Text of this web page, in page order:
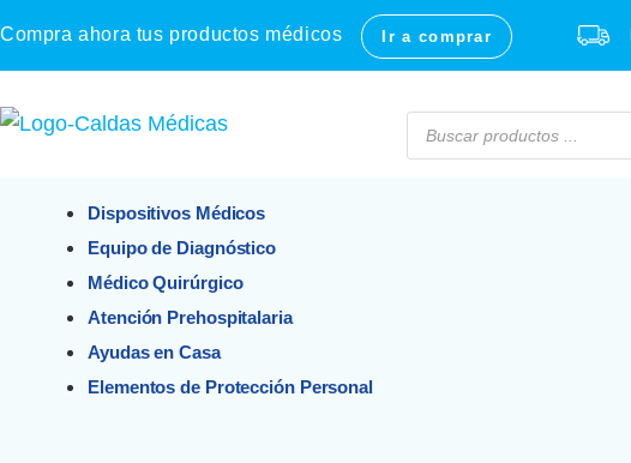
Compra ahora tus productos médicos Ir a comprar
Dispositivos Médicos
Equipo de Diagnóstico
Médico Quirúrgico
Atención Prehospitalaria
Ayudas en Casa
Elementos de Protección Personal